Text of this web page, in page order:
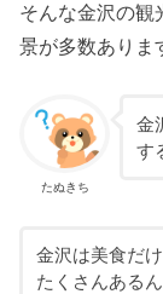
そんな金沢の観
景が多数ありま
たぬきち
金
す
金沢は美食だ
たくさんある